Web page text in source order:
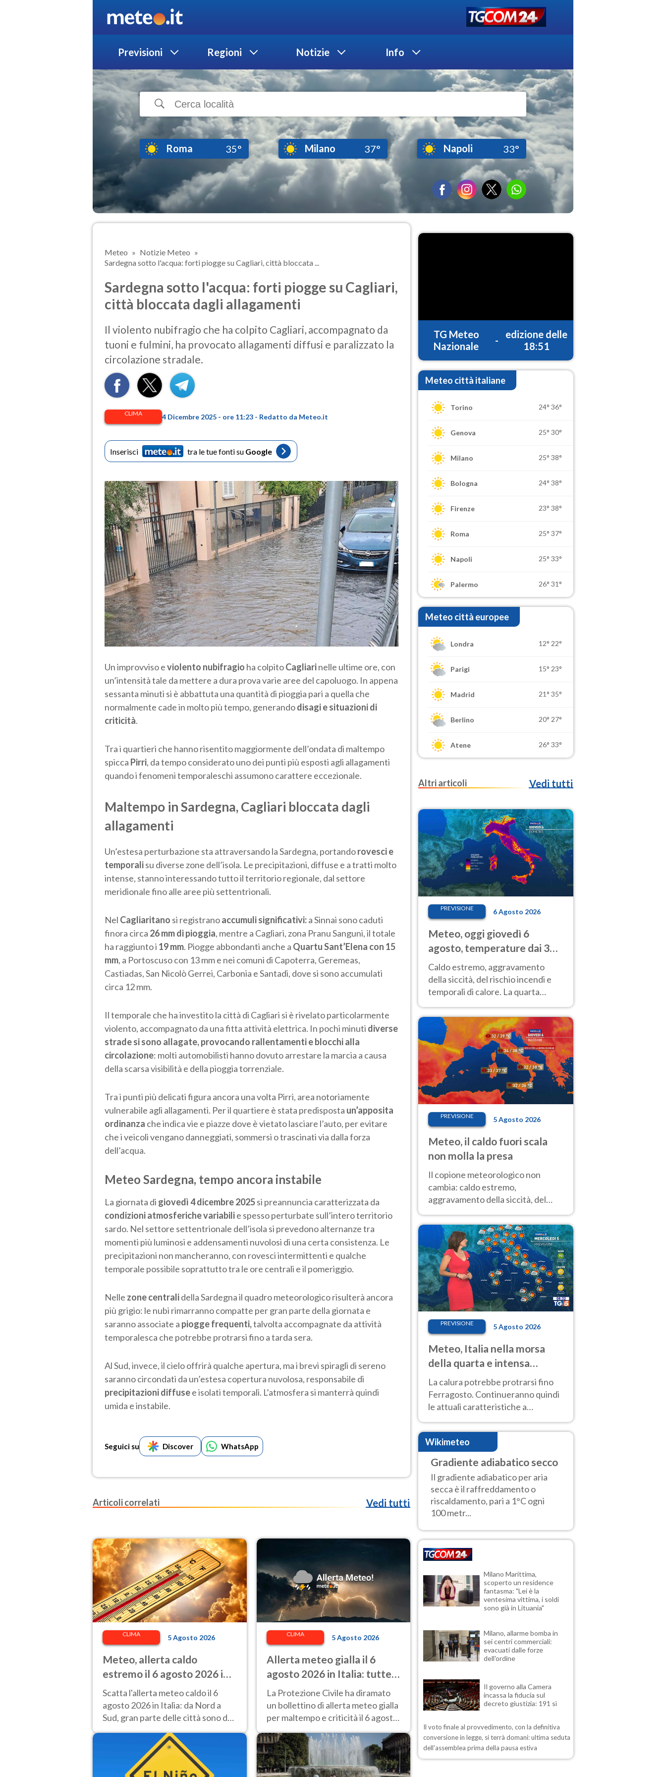
Previsioni Regioni Notizie Info
Roma 35° Milano 37° Napoli 33°
Meteo
Notizie Meteo
Sardegna sotto l'acqua: forti piogge su Cagliari, città bloccata ...
Sardegna sotto l'acqua: forti piogge su Cagliari,
città bloccata dagli allagamenti
Il violento nubifragio che ha colpito Cagliari, accompagnato da
tuoni e fulmini, ha provocato allagamenti diffusi e paralizzato la
circolazione stradale.
CLIMA 4 Dicembre 2025 - ore 11:23 - Redatto da Meteo.it
Inserisci tra le tue fonti su Google
Un improvviso eviolento nubifragio ha colpitoCagliarinelle ultime ore, con
un’intensità tale da mettere a dura prova varie aree del capoluogo. In appena
sessanta minuti si è abbattuta una quantità di pioggia pari a quella che
normalmente cade in molto più tempo, generandodisagi e situazioni di
criticità.
Tra i quartieri che hanno risentito maggiormente dell’ondata di maltempo
spicca Pirri, da tempo considerato uno dei punti più esposti agli allagamenti
quando i fenomeni temporaleschi assumono carattere eccezionale.
Maltempo in Sardegna, Cagliari bloccata dagli
allagamenti
Un’estesa perturbazione sta attraversando la Sardegna, portandorovesci e
temporalisu diverse zone dell’isola. Le precipitazioni, diffuse e a tratti molto
intense, stanno interessando tutto il territorio regionale, dal settore
meridionale fino alle aree più settentrionali.
Nel Cagliaritano si registranoaccumuli significativi:a Sinnai sono caduti
finora circa 26 mm di pioggia, mentre a Cagliari, zona Pranu Sanguni, il totale
ha raggiunto i 19 mm. Piogge abbondanti anche a Quartu Sant’Elena con 15
mm, a Portoscuso con 13 mm e nei comuni di Capoterra, Geremeas,
Castiadas, San Nicolò Gerrei, Carbonia e Santadi, dove si sono accumulati
circa 12 mm.
Il temporale che ha investito la città di Cagliari si è rivelato particolarmente
violento, accompagnato da una fitta attività elettrica. In pochi minuti diverse
strade si sono allagate, provocando rallentamenti e blocchi alla
circolazione: molti automobilisti hanno dovuto arrestare la marcia a causa
della scarsa visibilità e della pioggia torrenziale.
Tra i punti più delicati figura ancora una volta Pirri, area notoriamente
vulnerabile agli allagamenti. Per il quartiere è stata predisposta un’apposita
ordinanza che indica vie e piazze dove è vietato lasciare l’auto, per evitare
che i veicoli vengano danneggiati, sommersi o trascinati via dalla forza
dell’acqua.
Meteo Sardegna, tempo ancora instabile
La giornata di giovedì 4 dicembre 2025si preannuncia caratterizzata da
condizioni atmosferiche variabilie spesso perturbate sull’intero territorio
sardo. Nel settore settentrionale dell’isola si prevedono alternanze tra
momenti più luminosi e addensamenti nuvolosi di una certa consistenza. Le
precipitazioni non mancheranno, con rovesci intermittenti e qualche
temporale possibile soprattutto tra le ore centrali e il pomeriggio.
Nelle zone centralidella Sardegna il quadro meteorologico risulterà ancora
più grigio: le nubi rimarranno compatte per gran parte della giornata e
saranno associate a piogge frequenti,talvolta accompagnate da attività
temporalesca che potrebbe protrarsi fino a tarda sera.
Al Sud, invece, il cielo offrirà qualche apertura, ma i brevi spiragli di sereno
saranno circondati da un’estesa copertura nuvolosa, responsabile di
precipitazioni diffusee isolati temporali. L’atmosfera si manterrà quindi
umida e instabile.
Seguici su Discover WhatsApp
Articoli correlati Vedi tutti
CLIMA 5 Agosto 2026
Meteo, allerta caldo
estremo il 6 agosto 2026 in
27 città: Italia da bollino
rosso
Scatta l'allerta meteo caldo il 6
agosto 2026 in Italia: da Nord a
Sud, gran parte delle città sono da
bollino rosso.
CLIMA 5 Agosto 2026
Allerta meteo gialla il 6
agosto 2026 in Italia: tutte
le regioni a rischio
La Protezione Civile ha diramato
un bollettino di allerta meteo gialla
per maltempo e criticità il 6 agosto
2026 in Italia: ecco dove.
TG Meteo
Nazionale
-
edizione delle
18:51
Meteo città italiane
Torino 24° 36°
Genova 25° 30°
Milano 25° 38°
Bologna 24° 38°
Firenze 23° 38°
Roma 25° 37°
Napoli 25° 33°
Palermo 26° 31°
Meteo città europee
Londra 12° 22°
Parigi 15° 23°
Madrid 21° 35°
Berlino 20° 27°
Atene 26° 33°
Altri articoli Vedi tutti
PREVISIONE 6 Agosto 2026
Meteo, oggi giovedì 6
agosto, temperature dai 33
ai 40 gradi
Caldo estremo, aggravamento
della siccità, del rischio incendi e
temporali di calore. La quarta
tregua e durerà fino Ferragosto
PREVISIONE 5 Agosto 2026
Meteo, il caldo fuori scala
non molla la presa
Il copione meteorologico non
cambia: caldo estremo,
aggravamento della siccità, del
calore. Nessun cambiamento fino
Ferragosto
PREVISIONE 5 Agosto 2026
Meteo, Italia nella morsa
della quarta e intensa
ondata di caldo
La calura potrebbe protrarsi fino
Ferragosto. Continueranno quindi
le attuali caratteristiche a
dominare le prossime giornate:
caldo estremo e temporali di calore
Wikimeteo
Gradiente adiabatico secco
Il gradiente adiabatico per aria
secca è il raffreddamento o
riscaldamento, pari a 1°C ogni
100 metr...
Milano Marittima,
scoperto un residence
fantasma: "Lei è la
ventesima vittima, i soldi
sono già in Lituania"
Milano, allarme bomba in
sei centri commerciali:
evacuati dalle forze
dell'ordine
Il governo alla Camera
incassa la fiducia sul
decreto giustizia: 191 sì
Il voto finale al provvedimento, con la definitiva
conversione in legge, si terrà domani: ultima seduta
dell'assemblea prima della pausa estiva